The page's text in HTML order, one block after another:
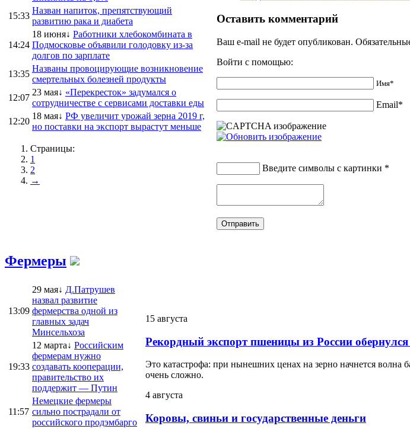
15:33
Назван напиток, препятствующий
развитию рака и диабета
14:24
18 июня↓ Работники хлебокомбината в
Подмосковье объявили голодовку из-за
долгов по зарплате
13:35
Названы провоцирующие возникновение
смертельных болезней продукты
12:07
23 мая↓ «Перекресток» задумался о
сотрудничестве с сервисами доставки еды
12:20
18 мая↓ РФ увеличит урожай зерна 2019 г,
но поставки на экспорт вырастут меньше
Страницы:
1
2
→
Оставить комментарий
Ваш e-mail не будет опубликован.
Войти с помощью:
Имя*
Email*
Введите символы с картинки *
Фермеры
13:09
29 мая↓ Д.Патрушев
назвал развитие
фермерства одной из
главных задач
Минсельхоза
19:33
12 марта↓ Российским
фермерам нужно
создавать кооперации,
правительство их
поддержит — Путин
11:57
Немецкие фермеры
сильно пострадали от
российского продэмбарго
15 августа
Рекордный экспорт пшеницы из России
Это катастрофа: при нынешних ценах на зерно начнется волна
очень сложно.
4 августа
Коровы, свиньи и государственные деньги